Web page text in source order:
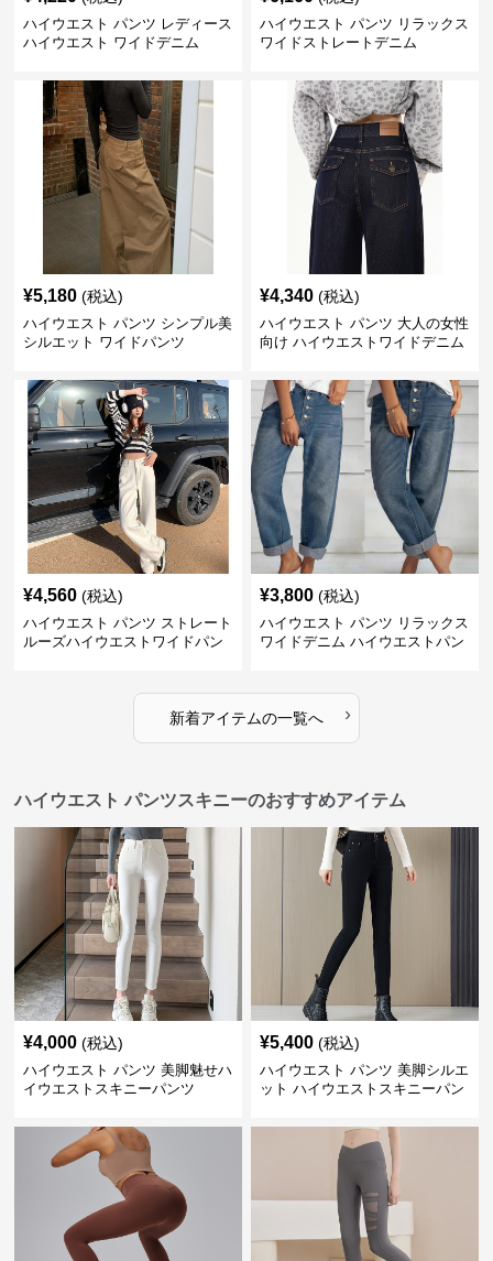
ハイウエスト パンツ レディース
ハイウエスト ワイドデニム
ハイウエスト パンツ リラックス
ワイドストレートデニム
¥5,180 (税込)
ハイウエスト パンツ シンプル美
シルエット ワイドパンツ
¥4,340 (税込)
ハイウエスト パンツ 大人の女性
向け ハイウエストワイドデニム
¥4,560 (税込)
ハイウエスト パンツ ストレート
ルーズハイウエストワイドパン
¥3,800 (税込)
ハイウエスト パンツ リラックス
ワイドデニム ハイウエストパン
新着アイテムの一覧へ ›
ハイウエスト パンツスキニーのおすすめアイテム
¥4,000 (税込)
ハイウエスト パンツ 美脚魅せハ
イウエストスキニーパンツ
¥5,400 (税込)
ハイウエスト パンツ 美脚シルエ
ット ハイウエストスキニーパン